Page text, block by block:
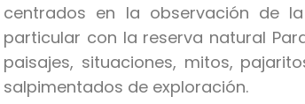
centrados en la observación de
particular con la reserva natural
paisajes, situaciones, mitos,
salpimentados de exploración.